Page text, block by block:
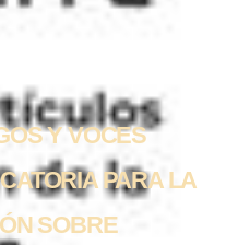
Y VOCES
PARA LA
SOBRE